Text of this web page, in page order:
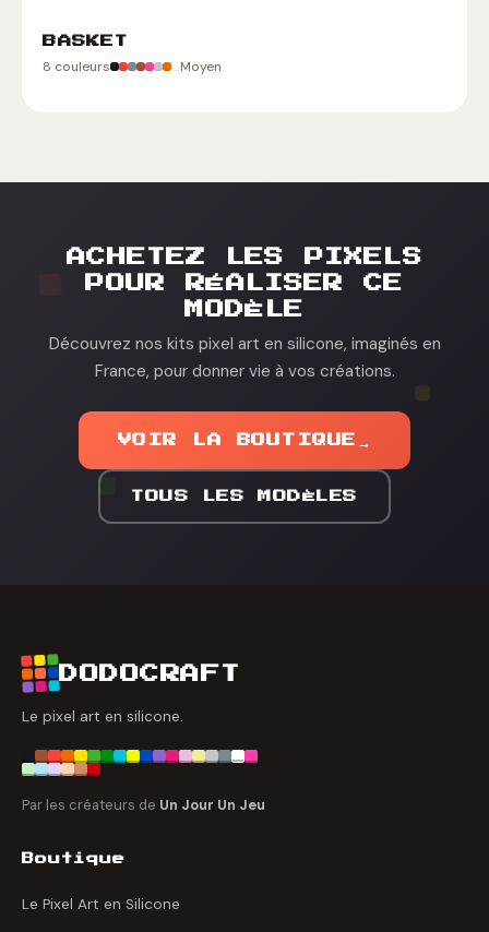
BASKET
8 couleurs Moyen
ACHETEZ LES PIXELS
POUR RÉALISER CE
MODÈLE
Découvrez nos kits pixel art en silicone, imaginés en
France, pour donner vie à vos créations.
VOIR LA BOUTIQUE →
TOUS LES MODÈLES
DODOCRAFT
Le pixel art en silicone.
Par les créateurs de Un Jour Un Jeu
Boutique
Le Pixel Art en Silicone